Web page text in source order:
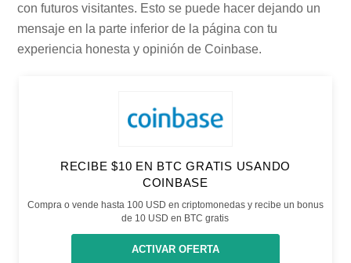
con futuros visitantes. Esto se puede hacer dejando un
mensaje en la parte inferior de la página con tu
experiencia honesta y opinión de Coinbase.
RECIBE $10 EN BTC GRATIS USANDO
COINBASE
Compra o vende hasta 100 USD en criptomonedas y recibe un bonus
de 10 USD en BTC gratis
ACTIVAR OFERTA